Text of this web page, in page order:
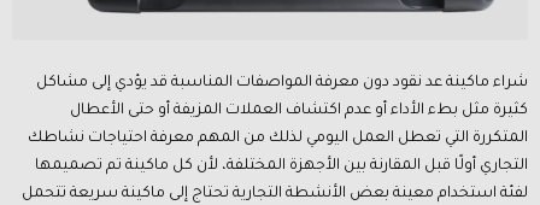
شراء ماكينة عد نقود دون معرفة المواصفات المناسبة قد يؤدي إلى مشاكل
كثيرة مثل بطء الأداء أو عدم اكتشاف العملات المزيفة أو حتى الأعطال
المتكررة التي تعطل العمل اليومي لذلك من المهم معرفة احتياجات نشاطك
التجاري أولًا قبل المقارنة بين الأجهزة المختلفة، لأن كل ماكينة تم تصميمها
لفئة استخدام معينة بعض الأنشطة التجارية تحتاج إلى ماكينة سريعة تتحمل